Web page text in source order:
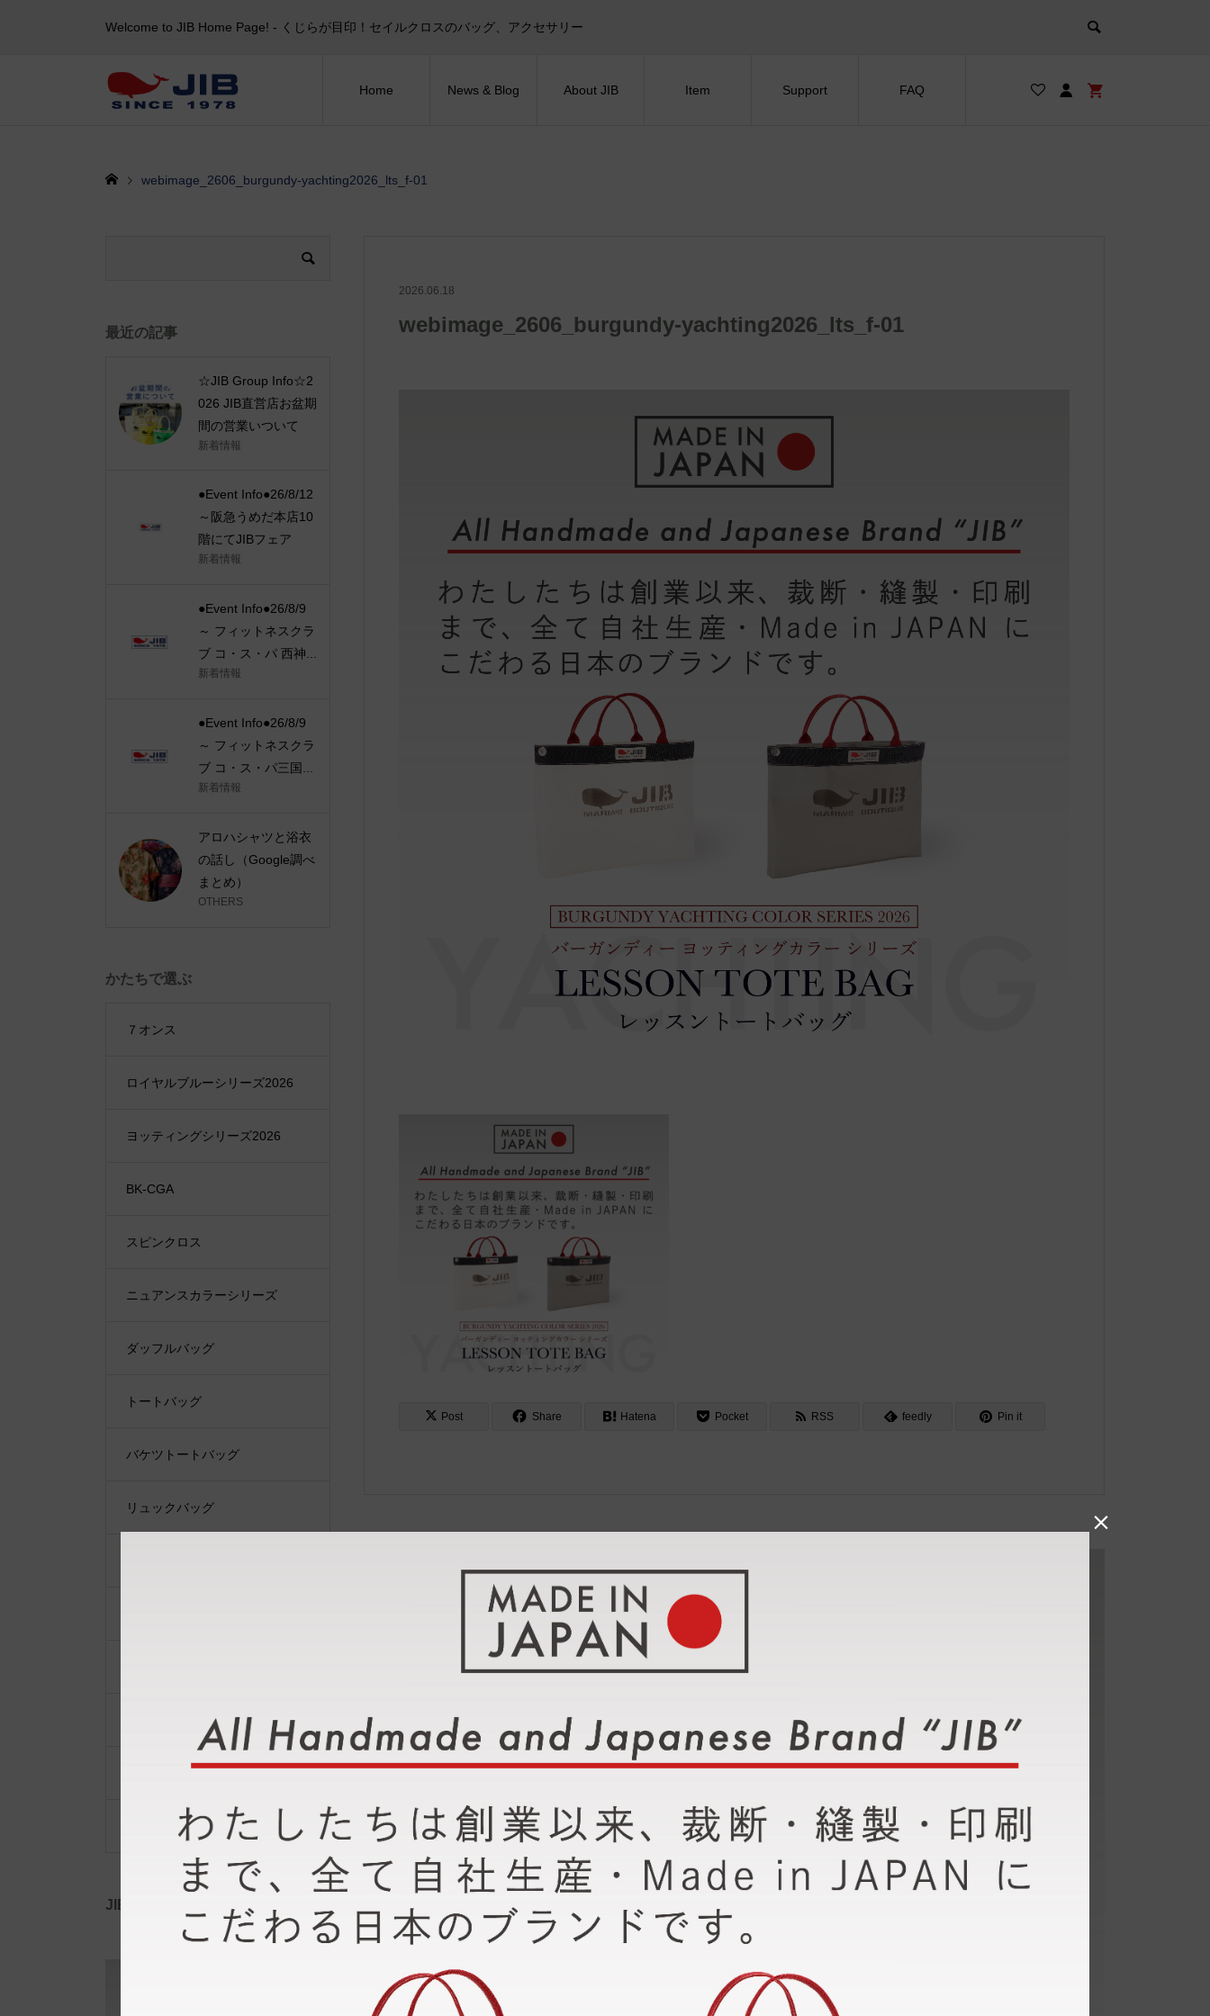
Welcome to JIB Home Page! ‐ くじらが目印！セイルクロスのバッグ、アクセサリー
Home News & Blog About JIB Item Support FAQ
webimage_2606_burgundy-yachting2026_lts_f-01
2026.06.18
webimage_2606_burgundy-yachting2026_lts_f-01
Post Share Hatena Pocket RSS feedly Pin it
最近の記事
☆JIB Group Info☆2
026 JIB直営店お盆期
間の営業いついて
新着情報
●Event Info●26/8/12
～阪急うめだ本店10
階にてJIBフェア
新着情報
●Event Info●26/8/9
～ フィットネスクラ
ブ コ・ス・パ 西神...
新着情報
●Event Info●26/8/9
～ フィットネスクラ
ブ コ・ス・パ三国...
新着情報
アロハシャツと浴衣
の話し（Google調べ
まとめ）
OTHERS
かたちで選ぶ
７オンス
ロイヤルブルーシリーズ2026
ヨッティングシリーズ2026
BK-CGA
スピンクロス
ニュアンスカラーシリーズ
ダッフルバッグ
トートバッグ
バケツトートバッグ
リュックバッグ
限定品・限定カラー
JIB公式SNS
